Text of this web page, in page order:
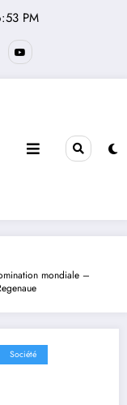
PM
mondiale –
Société